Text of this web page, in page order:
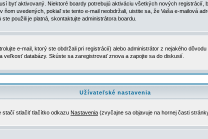
byť aktivovaný. Niektoré boardy potrebujú aktiváciu všetkých nových registrácií,
uvedených, pokiaľ ste tento e-mail neobdržali, uistite sa, že Vaša e-mailová
použili je platná, skontaktujte administrátora boardu.
e-mail, ktorý ste obdržali pri registrácií) alebo administrátor z nejakého
databázy. Skúste sa zaregistrovať znova a zapojte sa do diskusií.
Užívateľské nastavenia
stačí stlačiť tlačítko odkazu Nastavenia (zvyčajne sa objavuje na hornej časti